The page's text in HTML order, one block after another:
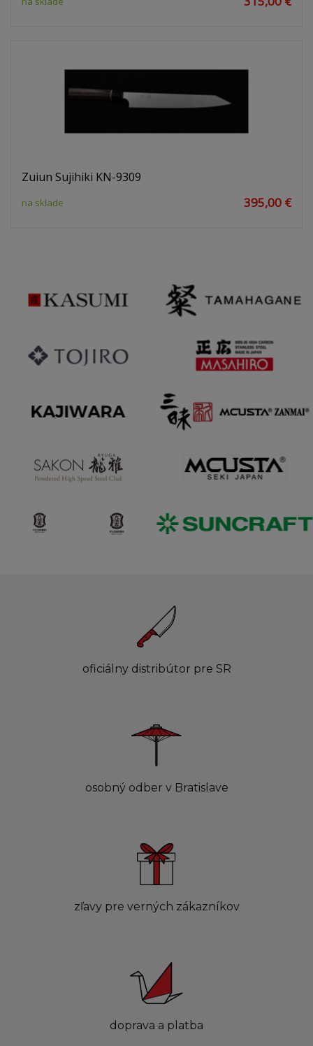
Zuiun Sujihiki KN-9309
na sklade 395,00 €
oficiálny distribútor pre SR
osobný odber v Bratislave
zľavy pre verných zákazníkov
doprava a platba